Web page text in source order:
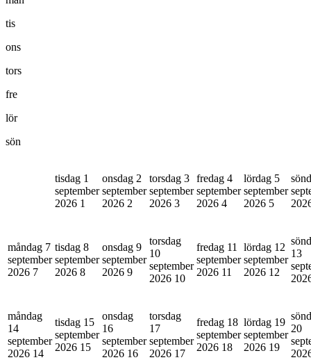
tis
ons
tors
fre
lör
sön
tisdag 1
september
2026 1
onsdag 2
september
2026 2
torsdag 3
september
2026 3
fredag 4
september
2026 4
lördag 5
september
2026 5
måndag 7
september
2026 7
tisdag 8
september
2026 8
onsdag 9
september
2026 9
torsdag
10
september
2026 10
fredag 11
september
2026 11
lördag 12
september
2026 12
13
måndag
14
september
2026 14
tisdag 15
september
2026 15
onsdag
16
september
2026 16
torsdag
17
september
2026 17
fredag 18
september
2026 18
lördag 19
september
2026 19
20